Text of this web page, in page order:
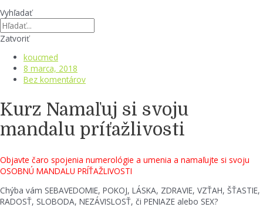
Vyhľadať
Zatvoriť
koucmed
8 marca, 2018
Bez komentárov
Kurz Namaľuj si svoju
mandalu príťažlivosti
Objavte čaro spojenia numerológie a umenia a namaľujte si svoju
OSOBNÚ MANDALU PRÍŤAŽLIVOSTI
Chýba vám SEBAVEDOMIE, POKOJ, LÁSKA, ZDRAVIE, VZŤAH, ŠŤASTIE,
RADOSŤ, SLOBODA, NEZÁVISLOSŤ, či PENIAZE alebo SEX?